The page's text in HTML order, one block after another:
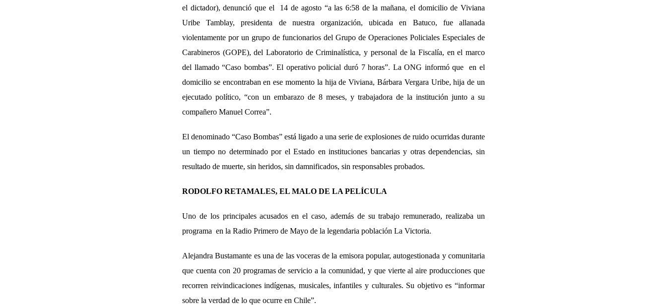
el dictador), denunció que el 14 de agosto “a las 6:58 de la mañana, el domicilio de Viviana
Uribe Tamblay, presidenta de nuestra organización, ubicada en Batuco, fue allanada
violentamente por un grupo de funcionarios del Grupo de Operaciones Policiales Especiales de
Carabineros (GOPE), del Laboratorio de Criminalística, y personal de la Fiscalía, en el marco
del llamado “Caso bombas”. El operativo policial duró 7 horas”. La ONG informó que en el
domicilio se encontraban en ese momento la hija de Viviana, Bárbara Vergara Uribe, hija de un
ejecutado político, “con un embarazo de 8 meses, y trabajadora de la institución junto a su
compañero Manuel Correa”.
El denominado “Caso Bombas” está ligado a una serie de explosiones de ruido ocurridas durante
un tiempo no determinado por el Estado en instituciones bancarias y otras dependencias, sin
resultado de muerte, sin heridos, sin damnificados, sin responsables probados.
RODOLFO RETAMALES, EL MALO DE LA PELÍCULA
Uno de los principales acusados en el caso, además de su trabajo remunerado, realizaba un
programa en la Radio Primero de Mayo de la legendaria población La Victoria.
Alejandra Bustamante es una de las voceras de la emisora popular, autogestionada y comunitaria
que cuenta con 20 programas de servicio a la comunidad, y que vierte al aire producciones que
recorren reivindicaciones indígenas, musicales, infantiles y culturales. Su objetivo es “informar
sobre la verdad de lo que ocurre en Chile”.